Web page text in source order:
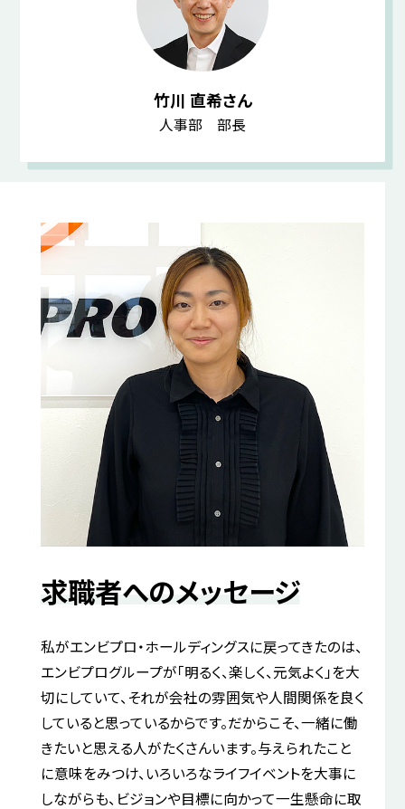
竹川 直希さん
人事部 部長
求職者へのメッセージ
私がエンビプロ・ホールディングスに戻ってきたのは、
エンビプログループが「明るく、楽しく、元気よく」を大
切にしていて、それが会社の雰囲気や人間関係を良く
していると思っているからです。だからこそ、一緒に働
きたいと思える人がたくさんいます。与えられたこと
に意味をみつけ、いろいろなライフイベントを大事に
しながらも、ビジョンや目標に向かって一生懸命に取